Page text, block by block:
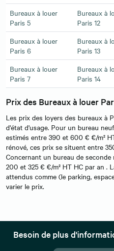
Bureaux à louer
Paris 5
Bureaux à
Paris 12
Bureaux à louer
Paris 6
Bureaux à
Paris 13
Bureaux à louer
Paris 7
Bureaux à
Paris 14
Prix des Bureaux à louer
Les prix des loyers des bureaux à
d'état d'usage. Pour un bureau
estimés entre 390 et 600 € €/m²
rénové, ces prix se situent entre
Concernant un bureau de
200 et 325 € €/m² HT HC par an .
attendus comme (le parking,
varier le prix.
Besoin de plus